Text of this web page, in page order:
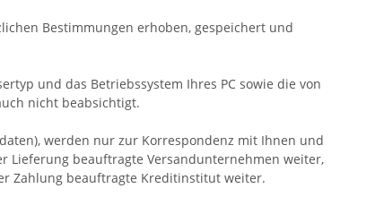
Bestimmungen erhoben, gespeichert und
und das Betriebssystem Ihres PC sowie die von
nicht beabsichtigt.
werden nur zur Korrespondenz mit Ihnen und
Lieferung beauftragte Versandunternehmen weiter,
Zahlung beauftragte Kreditinstitut weiter.